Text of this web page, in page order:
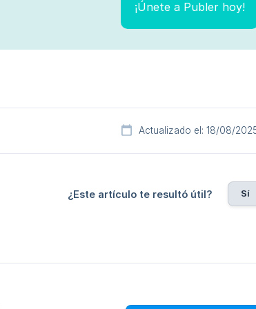
¡Únete a Publer hoy!
Actualizado el: 18/08/
¿Este artículo te resultó útil? Sí